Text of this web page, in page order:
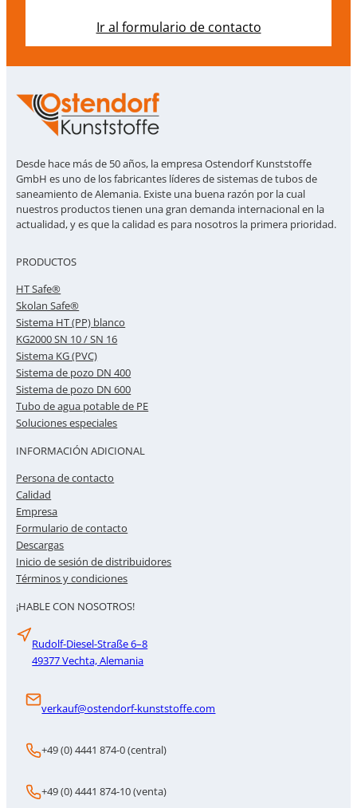
Ir al formulario de contacto
Desde hace más de 50 años, la empresa Ostendorf Kunststoffe
GmbH es uno de los fabricantes líderes de sistemas de tubos de
saneamiento de Alemania. Existe una buena razón por la cual
nuestros productos tienen una gran demanda internacional en la
actualidad, y es que la calidad es para nosotros la primera prioridad.
PRODUCTOS
HT Safe®
Skolan Safe®
Sistema HT (PP) blanco
KG2000 SN 10 / SN 16
Sistema KG (PVC)
Sistema de pozo DN 400
Sistema de pozo DN 600
Tubo de agua potable de PE
Soluciones especiales
INFORMACIÓN ADICIONAL
Persona de contacto
Calidad
Empresa
Formulario de contacto
Descargas
Inicio de sesión de distribuidores
Términos y condiciones
¡HABLE CON NOSOTROS!
Rudolf-Diesel-Straße 6–8
49377 Vechta, Alemania
verkauf@ostendorf-kunststoffe.com
+49 (0) 4441 874-0 (central)
+49 (0) 4441 874-10 (venta)